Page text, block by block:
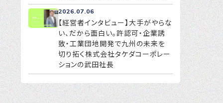
2026.07.06
【経営者インタビュー】大手がやらな
い、だから面白い。許認可・企業誘
致・工業団地開発で九州の未来を
切り拓く株式会社タケダコーポレー
ションの武田社長